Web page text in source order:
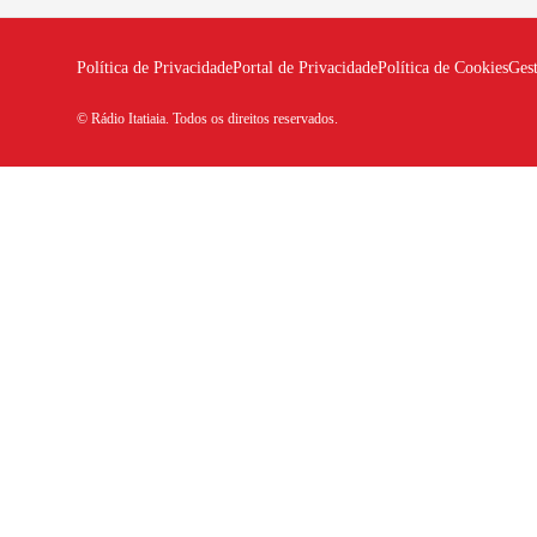
Política de PrivacidadePortal de PrivacidadePolítica de Cookies
© Rádio Itatiaia. Todos os direitos reservados.